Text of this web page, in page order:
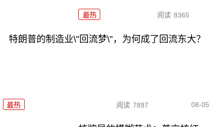
最热 阅读 8365
特朗普的制造业\"回流梦\"，为何成了回流东大？
最热 阅读 7897 08-05